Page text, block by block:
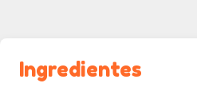
Ingredientes